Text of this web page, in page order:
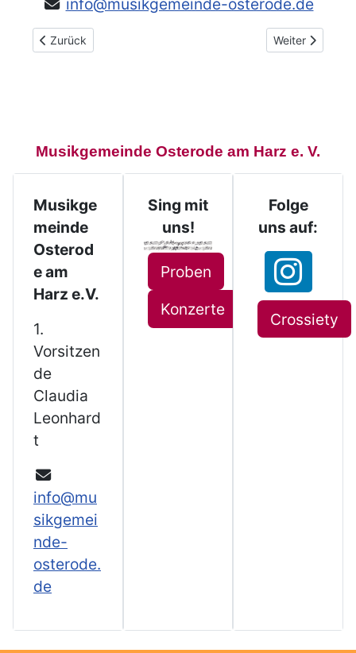
info@musikgemeinde-osterode.de
Vorheriger Beitrag: Künstlerischer Leiter
Zurück Nächster
Weiter
Musikgemeinde Osterode am Harz e. V.
Musikge
meinde
Osterod
e am
Harz e.V.
1.
Vorsitzen
de
Claudia
Leonhard
t
info@mu
sikgemei
nde-
osterode.
de
Sing mit
uns!
Proben
Konzerte
Folge
uns auf:
Crossiety